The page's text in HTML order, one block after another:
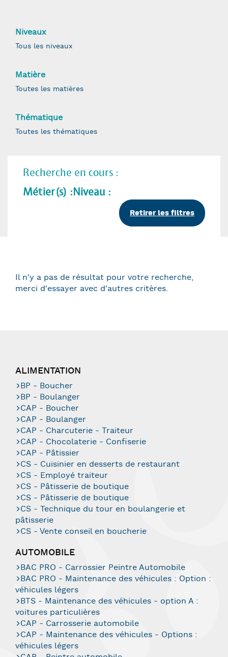
Niveaux
Matière
Thématique
Recherche en cours :
Métier(s) :Niveau :
Retirer les filtres
Il n'y a pas de résultat pour votre recherche,
merci d'essayer avec d'autres critères.
ALIMENTATION
BP - Boucher
BP - Boulanger
CAP - Boucher
CAP - Boulanger
CAP - Charcuterie - Traiteur
CAP - Chocolaterie - Confiserie
CAP - Pâtissier
CS - Cuisinier en desserts de restaurant
CS - Employé traiteur
CS - Pâtisserie de boutique
CS - Pâtisserie de boutique
CS - Technique du tour en boulangerie et
pâtisserie
CS - Vente conseil en boucherie
AUTOMOBILE
BAC PRO - Carrossier Peintre Automobile
BAC PRO - Maintenance des véhicules : Option :
véhicules légers
BTS - Maintenance des véhicules - option A :
voitures particulières
CAP - Carrosserie automobile
CAP - Maintenance des véhicules - Options :
véhicules légers